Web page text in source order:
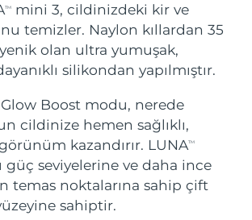
TM
mini 3, cildinizdeki kir ve
temizler. Naylon kıllardan 35
olan ultra yumuşak,
silikondan yapılmıştır.
Boost modu, nerede
cildinize hemen sağlıklı,
kazandırır. LUNATM
güç seviyelerine ve daha ince
temas noktalarına sahip çift
sahiptir.
aging massage
4 Plus
4 Men
men, anti-aging massage
toning
2 go
2 eyes & lips
line smoothing device
3 seti
facial hydration
3 LED
infrared and red light therapy
Ağız bakımı
4
silicone sonic toothbrush
4 plus
hybrid silicone sonic toothbrush
KARŞITI BAKIM
LED bakım
Tahmini teslim tarihi8/15/26
Tahmini teslim tarihi
Tahmini teslim tarihi
Tahmini teslim tarihi8/13/26
Tahmini teslim tarihi